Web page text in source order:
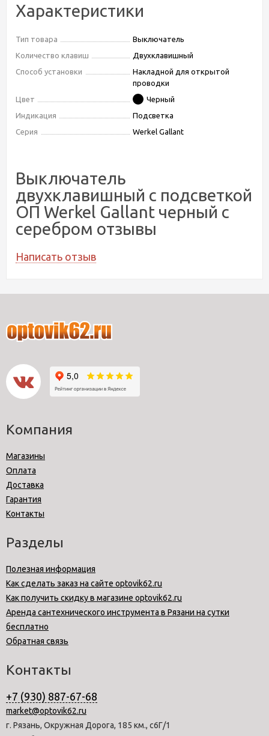
Характеристики
Тип товара
Выключатель
Количество клавиш
Двухклавишный
Способ установки
Накладной для открытой
проводки
Цвет
Черный
Индикация
Подсветка
Серия
Werkel Gallant
Выключатель
двухклавишный с подсветкой
ОП Werkel Gallant черный с
серебром отзывы
Написать отзыв
Компания
Магазины
Оплата
Доставка
Гарантия
Контакты
Разделы
Полезная информация
Как сделать заказ на сайте optovik62.ru
Как получить скидку в магазине optovik62.ru
Аренда сантехнического инструмента в Рязани на сутки
бесплатно
Обратная связь
Контакты
+7 (930) 887-67-68
market@optovik62.ru
г. Рязань, Окружная Дорога, 185 км., с6Г/1